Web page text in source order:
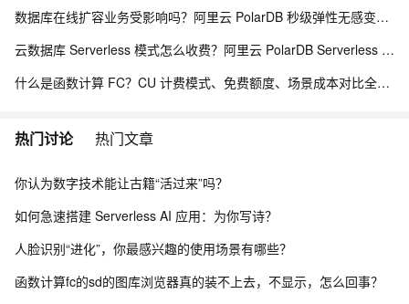
数据库在线扩容业务受影响吗？阿里云 PolarDB 秒级弹性无感变配解析
云数据库 Serverless 模式怎么收费？阿里云 PolarDB Serverless 按需计费解析
什么是函数计算 FC？CU 计费模式、免费额度、场景成本对比全说明
热门讨论 热门文章
你认为数字技术能让古籍“活过来”吗？
如何急速搭建 Serverless AI 应用：为你写诗？
人脸识别“进化”，你最感兴趣的使用场景有哪些？
函数计算fc的sd的图库浏览器真的装不上去，不显示，怎么回事？